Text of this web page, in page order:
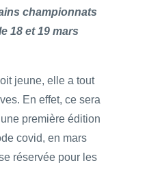
championnats
18 et 19 mars
jeune, elle a tout
En effet, ce sera
première édition
covid, en mars
réservée pour les